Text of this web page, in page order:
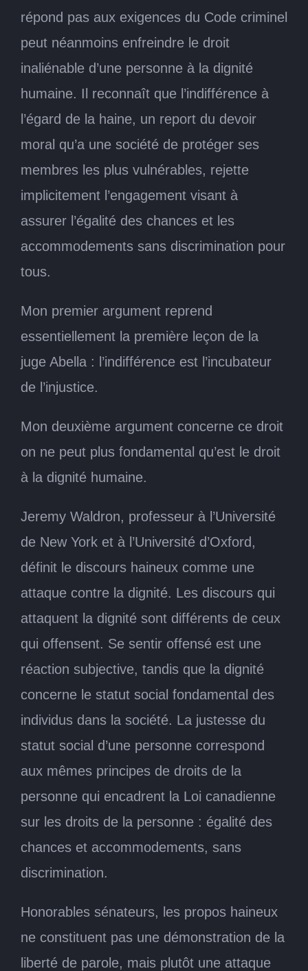
répond pas aux exigences du Code criminel
peut néanmoins enfreindre le droit
inaliénable d’une personne à la dignité
humaine. Il reconnaît que l’indifférence à
l’égard de la haine, un report du devoir
moral qu’a une société de protéger ses
membres les plus vulnérables, rejette
implicitement l’engagement visant à
assurer l’égalité des chances et les
accommodements sans discrimination pour
tous.
Mon premier argument reprend
essentiellement la première leçon de la
juge Abella : l’indifférence est l’incubateur
de l’injustice.
Mon deuxième argument concerne ce droit
on ne peut plus fondamental qu’est le droit
à la dignité humaine.
Jeremy Waldron, professeur à l’Université
de New York et à l’Université d’Oxford,
définit le discours haineux comme une
attaque contre la dignité. Les discours qui
attaquent la dignité sont différents de ceux
qui offensent. Se sentir offensé est une
réaction subjective, tandis que la dignité
concerne le statut social fondamental des
individus dans la société. La justesse du
statut social d’une personne correspond
aux mêmes principes de droits de la
personne qui encadrent la Loi canadienne
sur les droits de la personne : égalité des
chances et accommodements, sans
discrimination.
Honorables sénateurs, les propos haineux
ne constituent pas une démonstration de la
liberté de parole, mais plutôt une attaque